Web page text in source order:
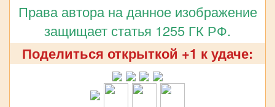
Права автора на данное изображение
защищает статья 1255 ГК РФ.
Поделиться открыткой +1 к удаче: